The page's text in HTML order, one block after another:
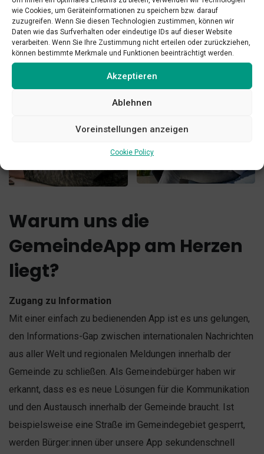
wie Cookies, um Geräteinformationen zu speichern bzw. darauf
zuzugreifen. Wenn Sie diesen Technologien zustimmen, können wir
Daten wie das Surfverhalten oder eindeutige IDs auf dieser Website
verarbeiten. Wenn Sie Ihre Zustimmung nicht erteilen oder zurückziehen,
können bestimmte Merkmale und Funktionen beeinträchtigt werden.
Akzeptieren
Ablehnen
Voreinstellungen anzeigen
Cookie Policy
4
mitglieder
Warum uns die
GemeindeApp am Herzen
liegt?
Zugang zu Information
Mit einer einfach zu bedienenden App ist es uns gelungen,
den Informations-Gap zwischen internationalen Nachrichten
aus aller Welt und regionalen Meldungen innerhalb der
Gemeinde zu schließen. Als Gemeindebürger haben wir
erkannt, dass es es neue Lösungen für die Kommunikation
und den Austausch innerhalb der Gemeinde braucht. Ist
beispielsweise eine Straße im Gemeindegebiet gesperrt,
werden Bürger:innen über unsere App sekundenschnell